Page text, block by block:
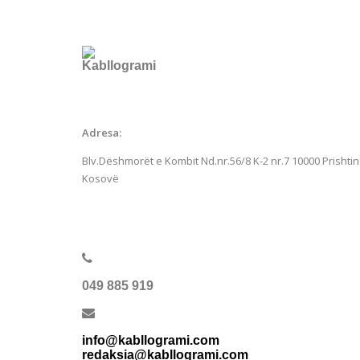
Adresa:
Blv.Dëshmorët e Kombit Nd.nr.56/8 K-2 nr.7 10000
Kosovë
049 885 919
info@kabllogrami.com
redaksia@kabllogrami.com